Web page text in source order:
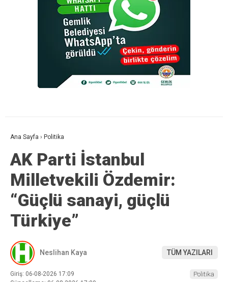
Ana Sayfa › Politika
AK Parti İstanbul
Milletvekili Özdemir:
“Güçlü sanayi, güçlü
Türkiye”
Neslihan Kaya TÜM YAZILARI
Giriş: 06-08-2026 17:09
Politika